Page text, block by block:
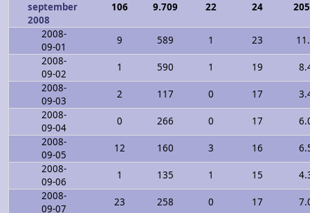
september
2008
106 9.709 22 24
2008-
09-01
9 589 1 23
2008-
09-02
1 590 1 19
2008-
09-03
2 117 0 17
2008-
09-04
0 266 0 17
2008-
09-05
12 160 3 16
2008-
09-06
1 135 1 15
2008-
09-07
23 258 0 17